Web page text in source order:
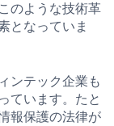
のような技術革
となっていま
ンテック企業も
ています。たと
報保護の法律が